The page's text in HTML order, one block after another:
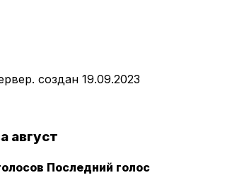
создан 19.09.2023
август
Последний голос